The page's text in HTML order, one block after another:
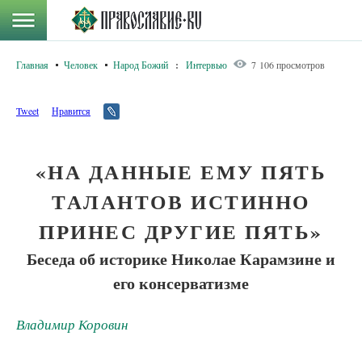
Главная Человек Народ Божий : Интервью 7 106 просмотров
Tweet Нравится
«НА ДАННЫЕ ЕМУ ПЯТЬ
ТАЛАНТОВ ИСТИННО
ПРИНЕС ДРУГИЕ ПЯТЬ»
Беседа об историке Николае Карамзине и
его консерватизме
Владимир Коровин